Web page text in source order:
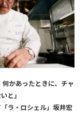
かあったときに、チャ
と」
ラ・ロシェル」坂井宏